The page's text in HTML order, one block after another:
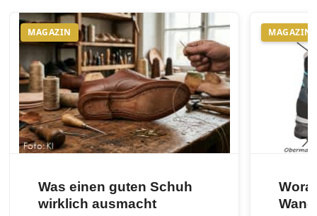
MAGAZIN
Was einen guten Schuh
wirklich ausmacht
MAGAZIN